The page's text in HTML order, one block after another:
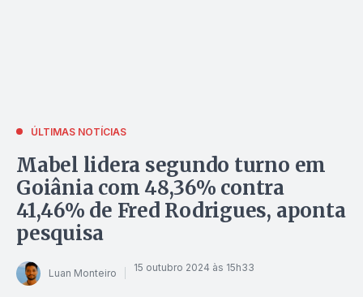
ÚLTIMAS NOTÍCIAS
Mabel lidera segundo turno em
Goiânia com 48,36% contra
41,46% de Fred Rodrigues, aponta
pesquisa
Luan Monteiro 15 outubro 2024 às 15h33